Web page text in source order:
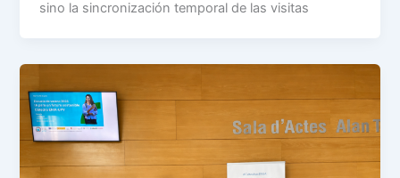
sino la sincronización temporal de las visitas